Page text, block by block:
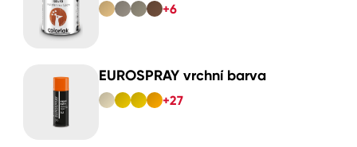
+6
EUROSPRAY vrchní barva
+27